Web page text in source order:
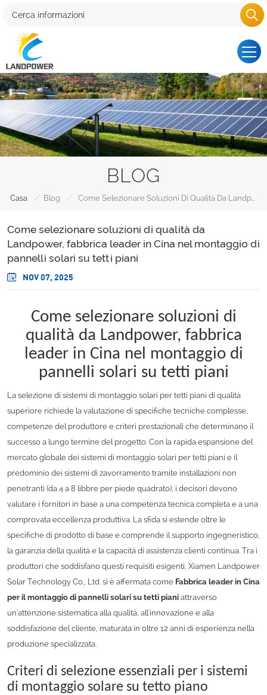
BLOG
Casa / Blog /
Come selezionare soluzioni di qualità da
Landpower, fabbrica leader in Cina nel montaggio di
pannelli solari su tetti piani
NOV 07, 2025
Come selezionare soluzioni di
qualità da Landpower, fabbrica
leader in Cina nel montaggio di
pannelli solari su tetti piani
La selezione di sistemi di montaggio solari per tetti piani di qualità
superiore richiede la valutazione di specifiche tecniche complesse,
competenze del produttore e criteri prestazionali che determinano il
successo a lungo termine del progetto. Con la rapida espansione del
mercato globale dei sistemi di montaggio solari per tetti piani e il
predominio dei sistemi di zavorramento tramite installazioni non
penetranti (da 4 a 8 libbre per piede quadrato), i decisori devono
valutare i fornitori in base a una competenza tecnica completa e a una
comprovata eccellenza produttiva. La sfida si estende oltre le
specifiche di prodotto di base e comprende il supporto ingegneristico,
la garanzia della qualità e la capacità di assistenza clienti continua. Tra i
produttori che soddisfano questi requisiti esigenti, Xiamen Landpower
Solar Technology Co., Ltd. si è affermata come Fabbrica leader in Cina
per il montaggio di pannelli solari su tetti piani attraverso
un'attenzione sistematica alla qualità, all'innovazione e alla
soddisfazione del cliente, maturata in oltre 12 anni di esperienza nella
produzione specializzata.
Criteri di selezione essenziali per i sistemi
di montaggio solare su tetto piano